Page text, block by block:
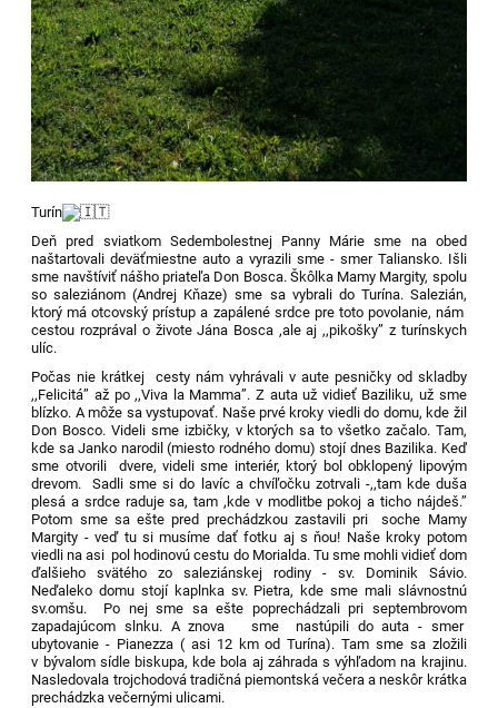
Turín
Deň pred sviatkom Sedembolestnej Panny Márie sme na obed
naštartovali deväťmiestne auto a vyrazili sme - smer Taliansko. Išli
sme navštíviť nášho priateľa Don Bosca. Škôlka Mamy Margity, spolu
so saleziánom (Andrej Kňaze) sme sa vybrali do Turína. Salezián,
ktorý má otcovský prístup a zapálené srdce pre toto povolanie, nám
cestou rozprával o živote Jána Bosca ,ale aj ,,pikošky” z turínskych
ulíc.
Počas nie krátkej cesty nám vyhrávali v aute pesničky od skladby
,,Felicitá” až po ,,Viva la Mamma”. Z auta už vidieť Baziliku, už sme
blízko. A môže sa vystupovať. Naše prvé kroky viedli do domu, kde žil
Don Bosco. Videli sme izbičky, v ktorých sa to všetko začalo. Tam,
kde sa Janko narodil (miesto rodného domu) stojí dnes Bazilika. Keď
sme otvorili dvere, videli sme interiér, ktorý bol obklopený lipovým
drevom. Sadli sme si do lavíc a chvíľočku zotrvali -,,tam kde duša
plesá a srdce raduje sa, tam ,kde v modlitbe pokoj a ticho nájdeš.”
Potom sme sa ešte pred prechádzkou zastavili pri soche Mamy
Margity - veď tu si musíme dať fotku aj s ňou! Naše kroky potom
viedli na asi pol hodinovú cestu do Morialda. Tu sme mohli vidieť dom
ďalšieho svätého zo saleziánskej rodiny - sv. Dominik Sávio.
Neďaleko domu stojí kaplnka sv. Pietra, kde sme mali slávnostnú
sv.omšu. Po nej sme sa ešte poprechádzali pri septembrovom
zapadajúcom slnku. A znova sme nastúpili do auta - smer
ubytovanie - Pianezza ( asi 12 km od Turína). Tam sme sa zložili
v bývalom sídle biskupa, kde bola aj záhrada s výhľadom na krajinu.
Nasledovala trojchodová tradičná piemontská večera a neskôr krátka
prechádzka večernými ulicami.